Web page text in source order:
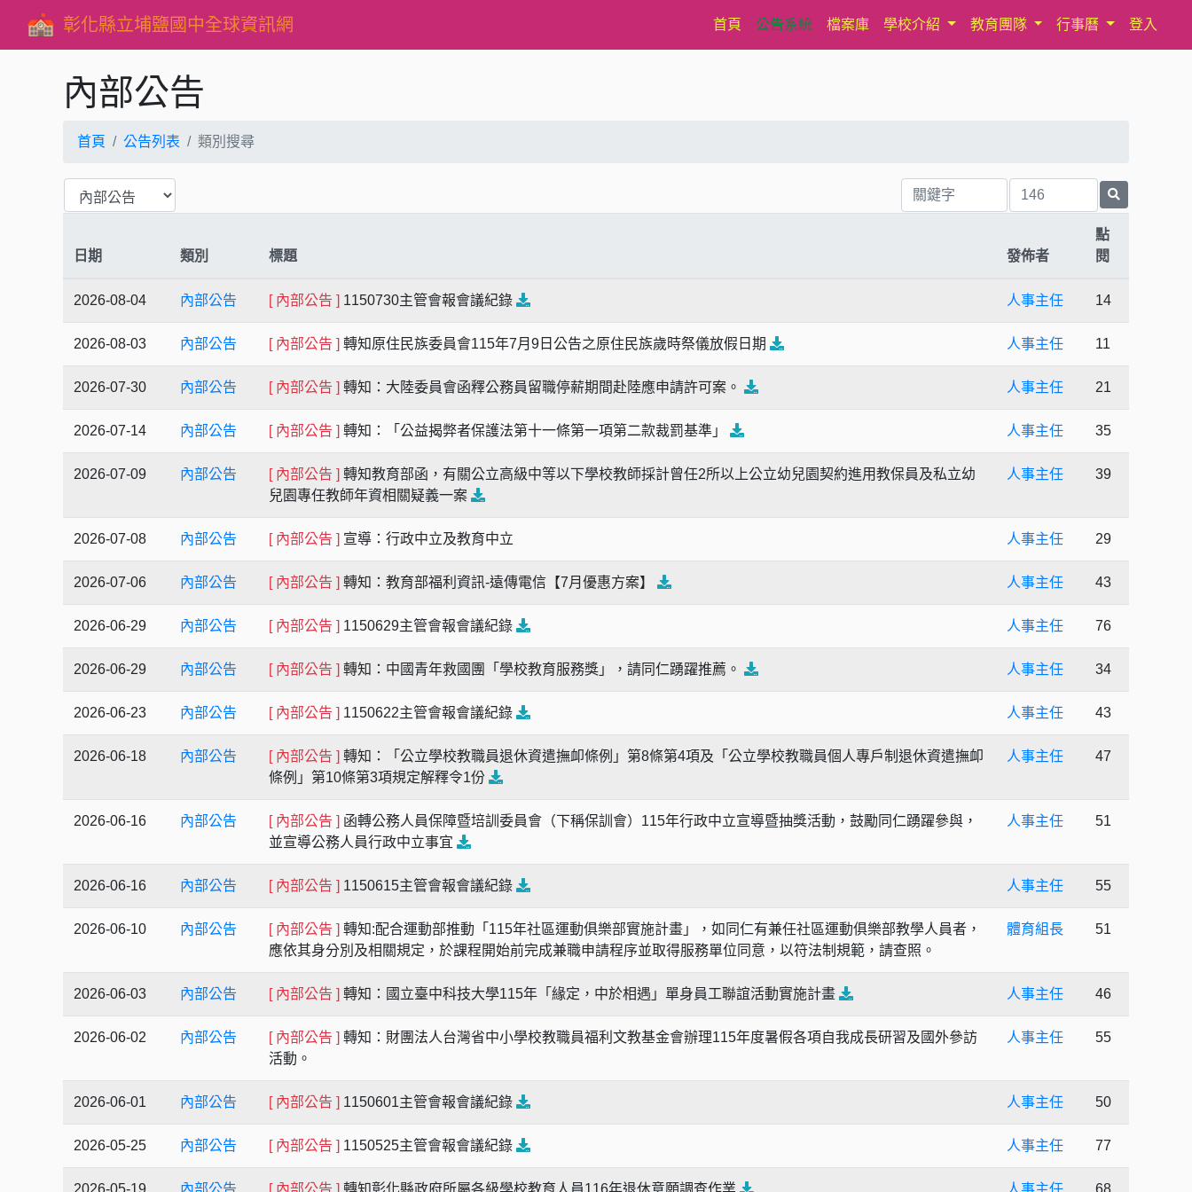
彰化縣立埔鹽國中全球資訊網 首頁(current)
公告系統 檔案庫 學校介紹 教育團隊 行事曆 登入
內部公告
首頁 公告列表 類別搜尋
日期 類別 標題 發佈者
點
閱
2026-08-04 內部公告 [ 內部公告 ] 1150730主管會報會議紀錄 人事主任 14
2026-08-03 內部公告 [ 內部公告 ] 轉知原住民族委員會115年7月9日公告之原住民族歲時祭儀放假日期 人事主任 11
2026-07-30 內部公告 [ 內部公告 ] 轉知：大陸委員會函釋公務員留職停薪期間赴陸應申請許可案。 人事主任 21
2026-07-14 內部公告 [ 內部公告 ] 轉知：「公益揭弊者保護法第十一條第一項第二款裁罰基準」 人事主任 35
2026-07-09 內部公告 [ 內部公告 ] 轉知教育部函，有關公立高級中等以下學校教師採計曾任2所以上公立幼兒園契約進用教保員及私立幼
兒園專任教師年資相關疑義一案
人事主任 39
2026-07-08 內部公告 [ 內部公告 ] 宣導：行政中立及教育中立 人事主任 29
2026-07-06 內部公告 [ 內部公告 ] 轉知：教育部福利資訊-遠傳電信【7月優惠方案】 人事主任 43
2026-06-29 內部公告 [ 內部公告 ] 1150629主管會報會議紀錄 人事主任 76
2026-06-29 內部公告 [ 內部公告 ] 轉知：中國青年救國團「學校教育服務獎」，請同仁踴躍推薦。 人事主任 34
2026-06-23 內部公告 [ 內部公告 ] 1150622主管會報會議紀錄 人事主任 43
2026-06-18 內部公告 [ 內部公告 ] 轉知：「公立學校教職員退休資遣撫卹條例」第8條第4項及「公立學校教職員個人專戶制退休資遣撫卹
條例」第10條第3項規定解釋令1份
人事主任 47
2026-06-16 內部公告 [ 內部公告 ] 函轉公務人員保障暨培訓委員會（下稱保訓會）115年行政中立宣導暨抽獎活動，鼓勵同仁踴躍參與，
並宣導公務人員行政中立事宜
人事主任 51
2026-06-16 內部公告 [ 內部公告 ] 1150615主管會報會議紀錄 人事主任 55
2026-06-10 內部公告 [ 內部公告 ] 轉知:配合運動部推動「115年社區運動俱樂部實施計畫」，如同仁有兼任社區運動俱樂部教學人員者，
應依其身分別及相關規定，於課程開始前完成兼職申請程序並取得服務單位同意，以符法制規範，請查照。
體育組長 51
2026-06-03 內部公告 [ 內部公告 ] 轉知：國立臺中科技大學115年「緣定，中於相遇」單身員工聯誼活動實施計畫 人事主任 46
2026-06-02 內部公告 [ 內部公告 ] 轉知：財團法人台灣省中小學校教職員福利文教基金會辦理115年度暑假各項自我成長研習及國外參訪
活動。
人事主任 55
2026-06-01 內部公告 [ 內部公告 ] 1150601主管會報會議紀錄 人事主任 50
2026-05-25 內部公告 [ 內部公告 ] 1150525主管會報會議紀錄 人事主任 77
2026-05-19 內部公告 [ 內部公告 ] 轉知彰化縣政府所屬各級學校教育人員116年退休意願調查作業 人事主任 68